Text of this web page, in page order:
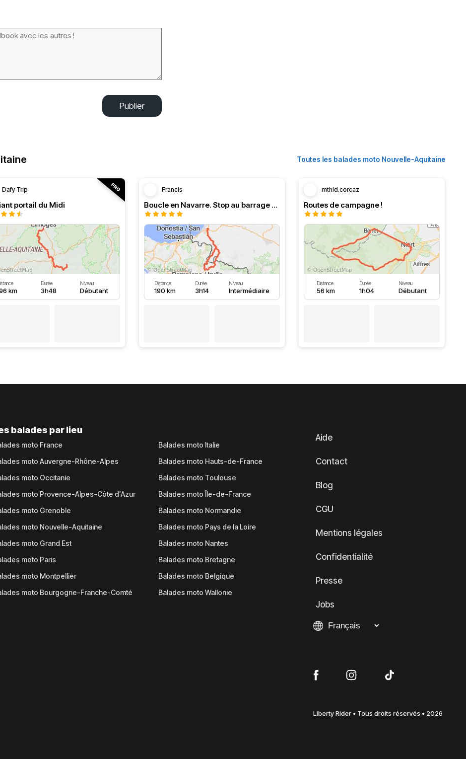
Publier
Toutes les balades moto Nouvelle-Aquitaine
Dafy Trip
portail du Midi
km
Durée
3h48
Niveau
Débutant
Francis
Boucle en Navarre. Stop au barrage d’Eugi.
Distance
190 km
Durée
3h14
Niveau
Intermédiaire
mthld.corcaz
Routes de campagne !
Distance
56 km
Durée
1h04
Niveau
Débutant
balades par lieu
moto France
moto Auvergne-Rhône-Alpes
moto Occitanie
moto Provence-Alpes-Côte d'Azur
moto Grenoble
moto Nouvelle-Aquitaine
moto Grand Est
moto Paris
moto Montpellier
moto Bourgogne-Franche-Comté
Balades moto Italie
Balades moto Hauts-de-France
Balades moto Toulouse
Balades moto Île-de-France
Balades moto Normandie
Balades moto Pays de la Loire
Balades moto Nantes
Balades moto Bretagne
Balades moto Belgique
Balades moto Wallonie
Aide
Contact
Blog
CGU
Mentions légales
Confidentialité
Presse
Jobs
Liberty Rider • Tous droits réservés • 2026